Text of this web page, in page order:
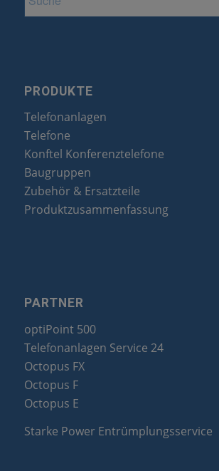
PRODUKTE
Telefonanlagen
Telefone
Konftel Konferenztelefone
Baugruppen
Zubehör & Ersatzteile
Produktzusammenfassung
PARTNER
optiPoint 500
Telefonanlagen Service 24
Octopus FX
Octopus F
Octopus E
Starke Power Entrümplungsservice